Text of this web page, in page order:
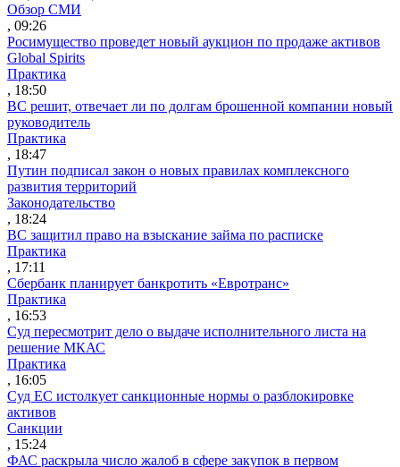
Обзор СМИ
, 09:26
Росимущество проведет новый аукцион по продаже активов
Global Spirits
Практика
, 18:50
ВС решит, отвечает ли по долгам брошенной компании новый
руководитель
Практика
, 18:47
Путин подписал закон о новых правилах комплексного
развития территорий
Законодательство
, 18:24
ВС защитил право на взыскание займа по расписке
Практика
, 17:11
Сбербанк планирует банкротить «Евротранс»
Практика
, 16:53
Суд пересмотрит дело о выдаче исполнительного листа на
решение МКАС
Практика
, 16:05
Суд ЕС истолкует санкционные нормы о разблокировке
активов
Санкции
, 15:24
ФАС раскрыла число жалоб в сфере закупок в первом